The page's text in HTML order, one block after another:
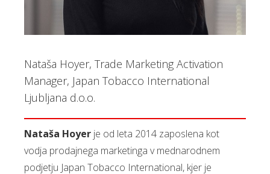
Nataša Hoyer, Trade Marketing Activation
Manager, Japan Tobacco International
Ljubljana d.o.o.
Nataša Hoyer je od leta 2014 zaposlena kot
vodja prodajnega marketinga v mednarodnem
podjetju Japan Tobacco International, kjer je